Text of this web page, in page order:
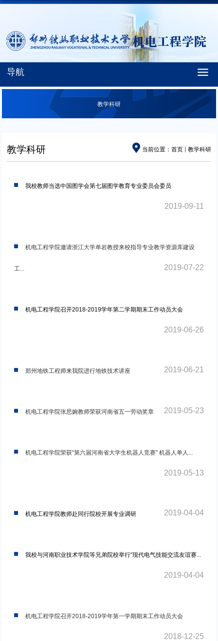
导航
教学科研
当前位置： 首页 教学科研
教学科研
我校教师当选中国图学会第七届图学教育专业委员会委员
2019-09-11
机电工程学院邀请浙江大学单岩教授来校指导专业教学资源库建设
工... 2019-07-22
机电工程学院召开2018-2019学年第二学期期末工作动员大会
2019-06-26
郑州地铁工程师来我院进行地铁技术讲座 2019-06-21
机电工程学院张思婉教师荣获河南省五一劳动奖章 2019-05-23
机电工程学院荣获“第六届河南省大学生机器人竞赛” 机器人单人...
2019-05-13
机电工程学院教师赴同行院校开展专业调研 2019-04-04
我校与河南职业技术学院等兄弟院校举行“现代电气技能交流友谊赛...
2019-04-04
机电工程学院召开2018-2019学年第一学期期末工作动员大会
2018-12-25